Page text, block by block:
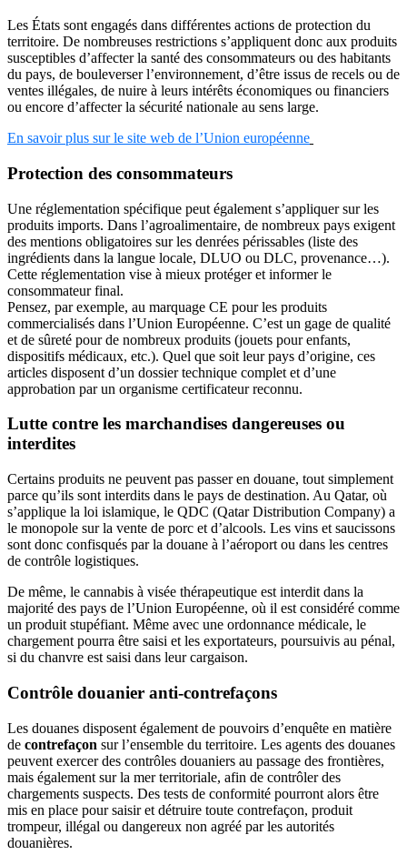
Les États sont engagés dans différentes actions de protection du
territoire. De nombreuses restrictions s’appliquent donc aux produits
susceptibles d’affecter la santé des consommateurs ou des habitants
du pays, de bouleverser l’environnement, d’être issus de recels ou de
ventes illégales, de nuire à leurs intérêts économiques ou financiers
ou encore d’affecter la sécurité nationale au sens large.
En savoir plus sur le site web de l’Union européenne
Protection des consommateurs
Une réglementation spécifique peut également s’appliquer sur les
produits imports. Dans l’agroalimentaire, de nombreux pays exigent
des mentions obligatoires sur les denrées périssables (liste des
ingrédients dans la langue locale, DLUO ou DLC, provenance…).
Cette réglementation vise à mieux protéger et informer le
consommateur final.
Pensez, par exemple, au marquage CE pour les produits
commercialisés dans l’Union Européenne. C’est un gage de qualité
et de sûreté pour de nombreux produits (jouets pour enfants,
dispositifs médicaux, etc.). Quel que soit leur pays d’origine, ces
articles disposent d’un dossier technique complet et d’une
approbation par un organisme certificateur reconnu.
Lutte contre les marchandises dangereuses ou
interdites
Certains produits ne peuvent pas passer en douane, tout simplement
parce qu’ils sont interdits dans le pays de destination. Au Qatar, où
s’applique la loi islamique, le QDC (Qatar Distribution Company) a
le monopole sur la vente de porc et d’alcools. Les vins et saucissons
sont donc confisqués par la douane à l’aéroport ou dans les centres
de contrôle logistiques.
De même, le cannabis à visée thérapeutique est interdit dans la
majorité des pays de l’Union Européenne, où il est considéré comme
un produit stupéfiant. Même avec une ordonnance médicale, le
chargement pourra être saisi et les exportateurs, poursuivis au pénal,
si du chanvre est saisi dans leur cargaison.
Contrôle douanier anti-contrefaçons
Les douanes disposent également de pouvoirs d’enquête en matière
de contrefaçon sur l’ensemble du territoire. Les agents des douanes
peuvent exercer des contrôles douaniers au passage des frontières,
mais également sur la mer territoriale, afin de contrôler des
chargements suspects. Des tests de conformité pourront alors être
mis en place pour saisir et détruire toute contrefaçon, produit
trompeur, illégal ou dangereux non agréé par les autorités
douanières.